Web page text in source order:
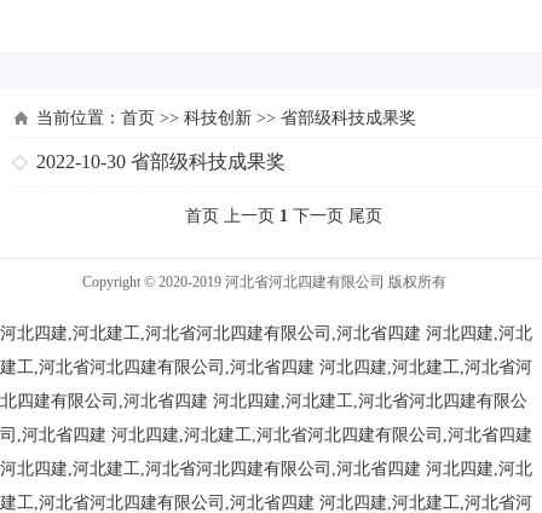
当前位置： 首页 >> 科技创新 >> 省部级科技成果奖
2022-10-30 省部级科技成果奖
首页 上一页 1 下一页 尾页
Copyright © 2020-2019 河北省河北四建有限公司 版权所有
河北四建,河北建工,河北省河北四建有限公司,河北省四建 河北四建,河北
建工,河北省河北四建有限公司,河北省四建 河北四建,河北建工,河北省河
北四建有限公司,河北省四建 河北四建,河北建工,河北省河北四建有限公
司,河北省四建 河北四建,河北建工,河北省河北四建有限公司,河北省四建
河北四建,河北建工,河北省河北四建有限公司,河北省四建 河北四建,河北
建工,河北省河北四建有限公司,河北省四建 河北四建,河北建工,河北省河